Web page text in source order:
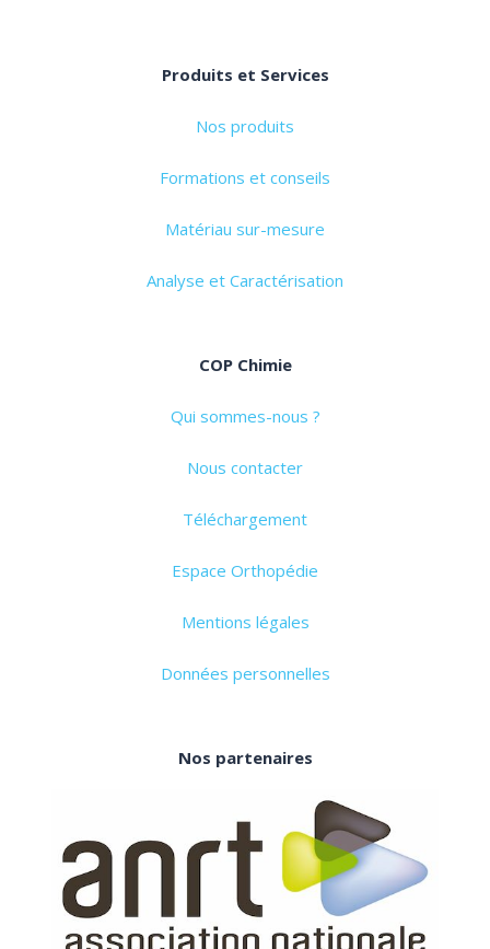
Produits et Services
Nos produits
Formations et conseils
Matériau sur-mesure
Analyse et Caractérisation
COP Chimie
Qui sommes-nous ?
Nous contacter
Téléchargement
Espace Orthopédie
Mentions légales
Données personnelles
Nos partenaires